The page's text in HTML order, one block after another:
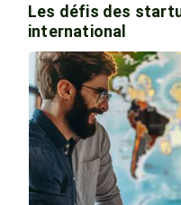
Les défis des
international